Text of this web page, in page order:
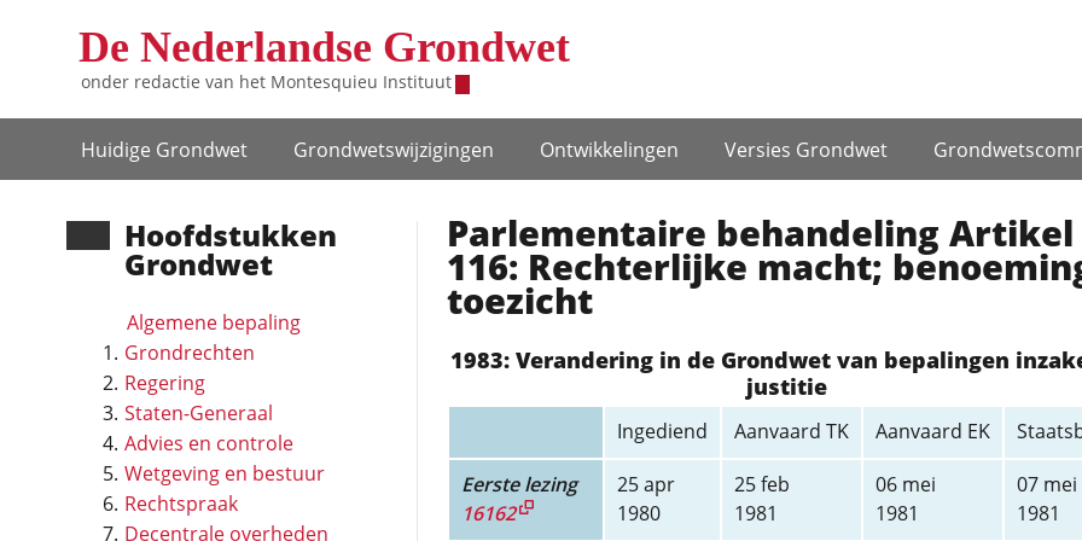
De Nederlandse Grondwet
onder redactie van het Montesquieu Instituut
Hoofdnavigatie
Huidige Grondwet Grondwets­wijzigingen Ontwikke­lingen Versies Grondwet
Hoofd­stukken
Grondwet
Algemene bepaling
Grondrechten
Regering
Staten-Generaal
Advies en controle
Wetgeving en bestuur
Rechtspraak
Decentrale overheden
Parlementaire behandeling Artikel
116: Rechterlijke macht;
toezicht
1983: Verandering in de Grondwet van bepalingen
justitie
Ingediend Aanvaard TK Aanvaard EK
Eerste lezing
16162
25 apr
1980
25 feb
1981
06 mei
1981
07 mei
1981